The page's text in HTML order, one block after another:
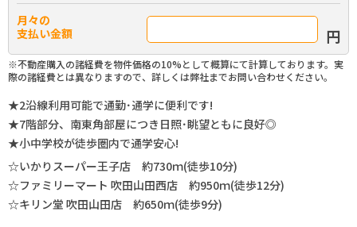
月々の
支払い金額
円
※不動産購入の諸経費を物件価格の10%として概算にて計算しております。実
際の諸経費とは異なりますので、詳しくは弊社までお問い合わせください。
★2沿線利用可能で通勤･通学に便利です!
★7階部分、南東角部屋につき日照･眺望ともに良好◎
★小中学校が徒歩圏内で通学安心!
☆いかりスーパー王子店 約730ｍ(徒歩10分)
☆ファミリーマート 吹田山田西店 約950ｍ(徒歩12分)
☆キリン堂 吹田山田店 約650ｍ(徒歩9分)